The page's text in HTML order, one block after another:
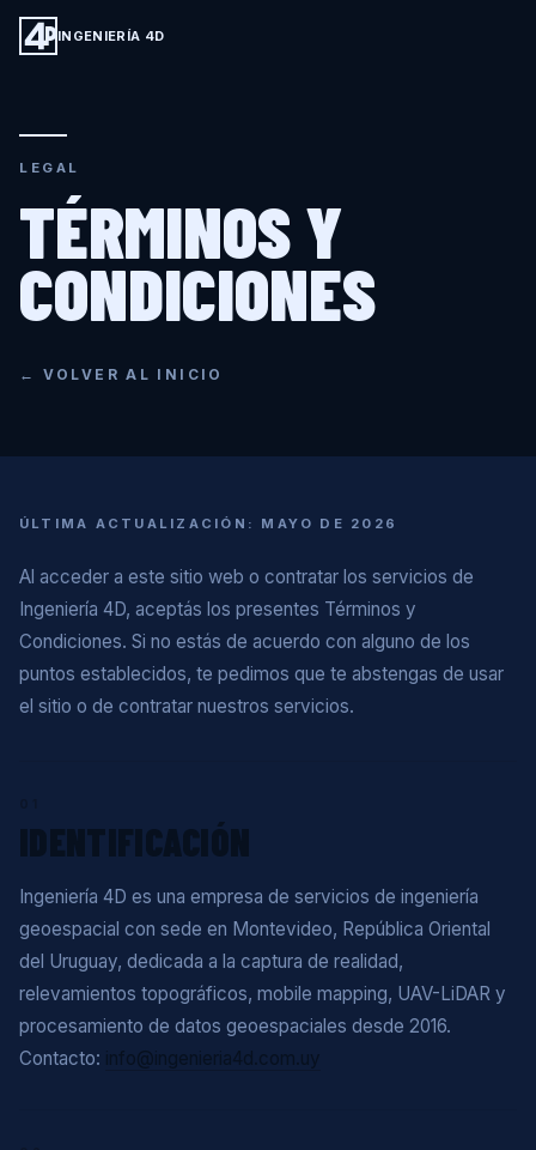
INGENIERÍA 4D
LEGAL
TÉRMINOS Y
CONDICIONES
← VOLVER AL INICIO
ÚLTIMA ACTUALIZACIÓN: MAYO DE 2026
Al acceder a este sitio web o contratar los servicios de
Ingeniería 4D, aceptás los presentes Términos y
Condiciones. Si no estás de acuerdo con alguno de los
puntos establecidos, te pedimos que te abstengas de usar
el sitio o de contratar nuestros servicios.
IDENTIFICACIÓN
Ingeniería 4D es una empresa de servicios de ingeniería
geoespacial con sede en Montevideo, República Oriental
del Uruguay, dedicada a la captura de realidad,
relevamientos topográficos, mobile mapping, UAV-LiDAR y
procesamiento de datos geoespaciales desde 2016.
Contacto: info@ingenieria4d.com.uy